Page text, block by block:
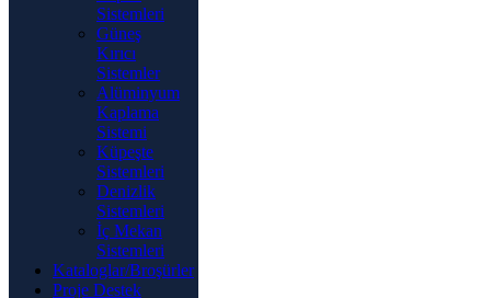
Sistemleri
Güneş
Kırıcı
Sistemler
Alüminyum
Kaplama
Sistemi
Küpeşte
Sistemleri
Denizlik
Sistemleri
İç Mekan
Sistemleri
Kataloglar/Broşürler
Proje Destek